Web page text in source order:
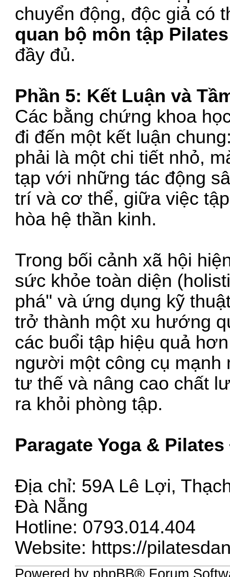
chuyển động, độc giả có
quan bộ môn tập Pilates
đầy đủ.
Phần 5: Kết Luận và
Các bằng chứng khoa
đi đến một kết luận
phải là một chi tiết nhỏ,
tạp với những tác động
trí và cơ thể, giữa việc
hòa hệ thần kinh.
Trong bối cảnh xã hội
sức khỏe toàn diện
phá" và ứng dụng kỹ
trở thành một xu hướng
các buổi tập hiệu quả
người một công cụ mạnh
tư thế và nâng cao chất
ra khỏi phòng tập.
Paragate Yoga &
Địa chỉ: 59A Lê Lợi,
Đà Nẵng
Hotline: 0793.014.404
Website: https://
Powered by phpBB® Forum